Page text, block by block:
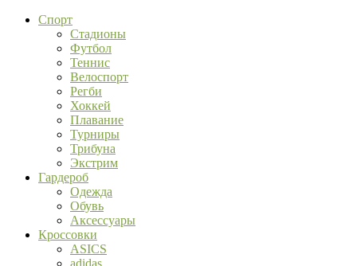
Спорт
Стадионы
Футбол
Теннис
Велоспорт
Регби
Хоккей
Плавание
Турниры
Трибуна
Экстрим
Гардероб
Одежда
Обувь
Аксессуары
Кроссовки
ASICS
adidas